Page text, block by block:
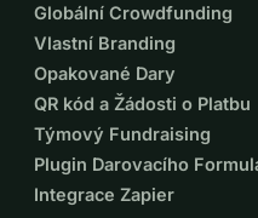
Globální Crowdfunding
Vlastní Branding
Opakované Dary
QR kód a Žádosti o Platbu
Týmový Fundraising
Plugin Darovacího
Integrace Zapier